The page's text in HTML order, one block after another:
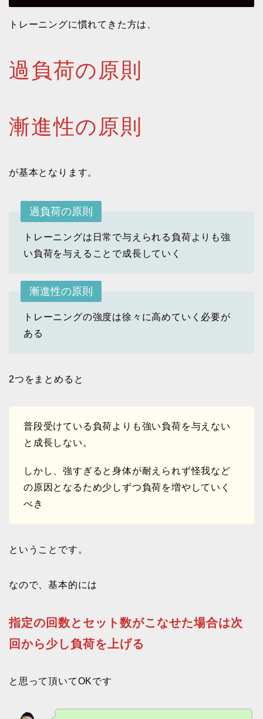
トレーニングに慣れてきた方は、
過負荷の原則
漸進性の原則
が基本となります。
過負荷の原則
トレーニングは日常で与えられる負荷よりも強
い負荷を与えることで成長していく
漸進性の原則
トレーニングの強度は徐々に高めていく必要が
ある
2つをまとめると
普段受けている負荷よりも強い負荷を与えない
と成長しない。
しかし、強すぎると身体が耐えられず怪我など
の原因となるため少しずつ負荷を増やしていく
べき
ということです。
なので、基本的には
指定の回数とセット数がこなせた場合は次
回から少し負荷を上げる
と思って頂いてOKです